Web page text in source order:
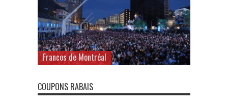
Francos de Montréal
COUPONS RABAIS